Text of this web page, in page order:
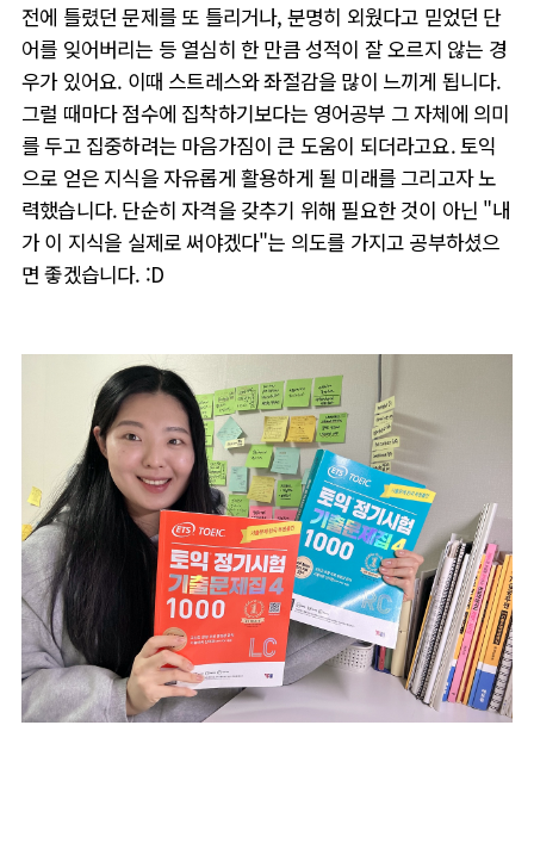
전에 틀렸던 문제를 또 틀리거나, 분명히 외웠다고 믿었던 단
어를 잊어버리는 등 열심히 한 만큼 성적이 잘 오르지 않는 경
우가 있어요. 이때 스트레스와 좌절감을 많이 느끼게 됩니다.
그럴 때마다 점수에 집착하기보다는 영어공부 그 자체에 의미
를 두고 집중하려는 마음가짐이 큰 도움이 되더라고요. 토익
으로 얻은 지식을 자유롭게 활용하게 될 미래를 그리고자 노
력했습니다. 단순히 자격을 갖추기 위해 필요한 것이 아닌 "내
가 이 지식을 실제로 써야겠다"는 의도를 가지고 공부하셨으
면 좋겠습니다. :D